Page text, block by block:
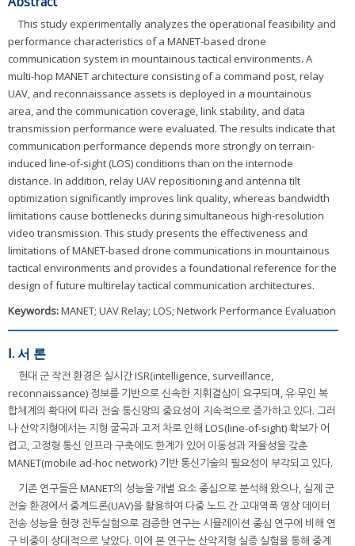
This study experimentally analyzes the operational feasibility and
performance characteristics of a MANET-based drone
communication system in mountainous tactical environments. A
multi-hop MANET architecture consisting of a command post, relay
UAV, and reconnaissance assets is deployed in a mountainous
area, and the communication coverage, link stability, and data
transmission performance were evaluated. The results indicate that
communication performance depends more strongly on terrain-
induced line-of-sight (LOS) conditions than on the internode
distance. In addition, relay UAV repositioning and antenna tilt
optimization significantly improves link quality, whereas bandwidth
limitations cause bottlenecks during simultaneous high-resolution
video transmission. This study presents the effectiveness and
limitations of MANET-based drone communications in mountainous
tactical environments and provides a foundational reference for the
design of future multirelay tactical communication architectures.
Keywords:MANET; UAV Relay; LOS; Network Performance Evaluation
Ⅰ. 서 론
현대 군 작전 환경은 실시간 ISR(intelligence, surveillance,
reconnaissance) 정보를 기반으로 신속한 지휘결심이 요구되며, 유·무인 복
합체계의 확대에 따라 전술 통신망의 중요성이 지속적으로 증가하고 있다. 그러
나 산악지형에서는 지형 굴곡과 고저 차로 인해 LOS(line-of-sight) 확보가 어
렵고, 고정형 통신 인프라 구축에도 한계가 있어 이동성과 자율성을 갖춘
MANET(mobile ad-hoc network) 기반 통신기술의 필요성이 부각되고 있다.
기존 연구들은 MANET의 성능을 개별 요소 중심으로 분석해 왔으나, 실제 군
전술 환경에서 중계드론(UAV)을 활용하여 다중 노드 간 고대역폭 영상 데이터
전송 성능을 현장 전투실험으로 검증한 연구는 시뮬레이션 중심 연구에 비해 연
구 비중이 상대적으로 낮았다. 이에 본 연구는 산악지형 실증 실험을 통해 중계